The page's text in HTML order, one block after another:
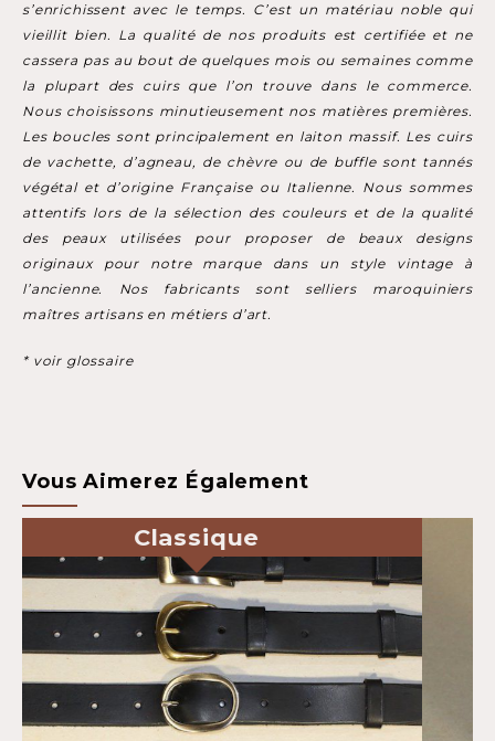
s’enrichissent avec le temps. C’est un matériau noble qui
vieillit bien. La qualité de nos produits est certifiée et ne
cassera pas au bout de quelques mois ou semaines comme
la plupart des cuirs que l’on trouve dans le commerce.
Nous choisissons minutieusement nos matières premières.
Les boucles sont principalement en laiton massif. Les cuirs
de vachette, d’agneau, de chèvre ou de buffle sont tannés
végétal et d’origine Française ou Italienne. Nous sommes
attentifs lors de la sélection des couleurs et de la qualité
des peaux utilisées pour proposer de beaux designs
originaux pour notre marque dans un style vintage à
l’ancienne. Nos fabricants sont selliers maroquiniers
maîtres artisans en métiers d’art.
* voir glossaire
Vous Aimerez Également